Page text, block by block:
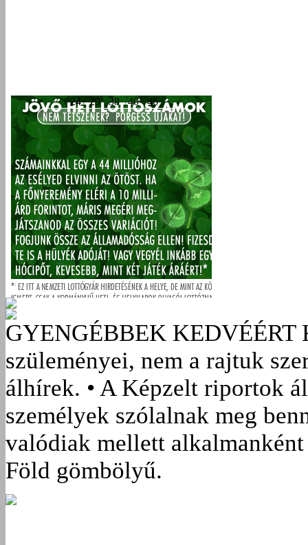
GYENGÉBBEK KEDVÉÉRT
szüleményei, nem a rajtuk
álhírek. • A Képzelt riportok
személyek szólalnak meg
valódiak mellett
Föld gömbölyű.